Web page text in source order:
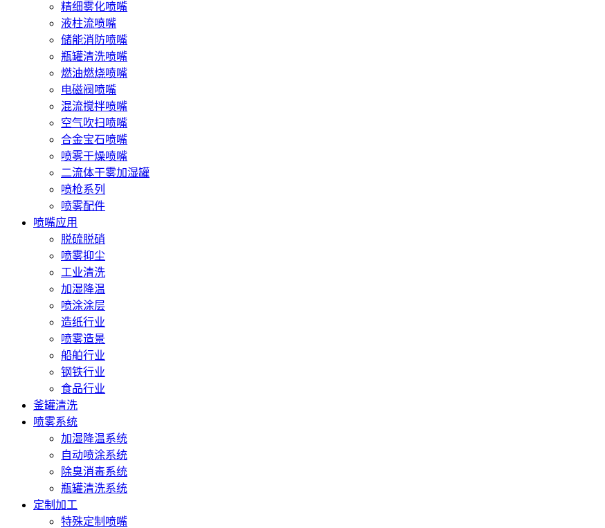
精细雾化喷嘴
液柱流喷嘴
储能消防喷嘴
瓶罐清洗喷嘴
燃油燃烧喷嘴
电磁阀喷嘴
混流搅拌喷嘴
空气吹扫喷嘴
合金宝石喷嘴
喷雾干燥喷嘴
二流体干雾加湿罐
喷枪系列
喷雾配件
喷嘴应用
脱硫脱硝
喷雾抑尘
工业清洗
加湿降温
喷涂涂层
造纸行业
喷雾造景
船舶行业
钢铁行业
食品行业
釜罐清洗
喷雾系统
加湿降温系统
自动喷涂系统
除臭消毒系统
瓶罐清洗系统
定制加工
特殊定制喷嘴